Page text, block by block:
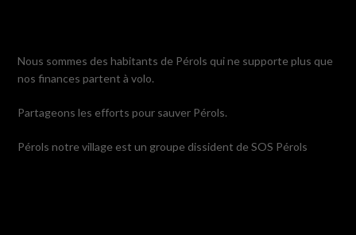
Nous sommes des habitants de Pérols qui ne supporte plus que
nos finances partent à volo.
Partageons les efforts pour sauver Pérols.
Pérols notre village est un groupe dissident de SOS Pérols